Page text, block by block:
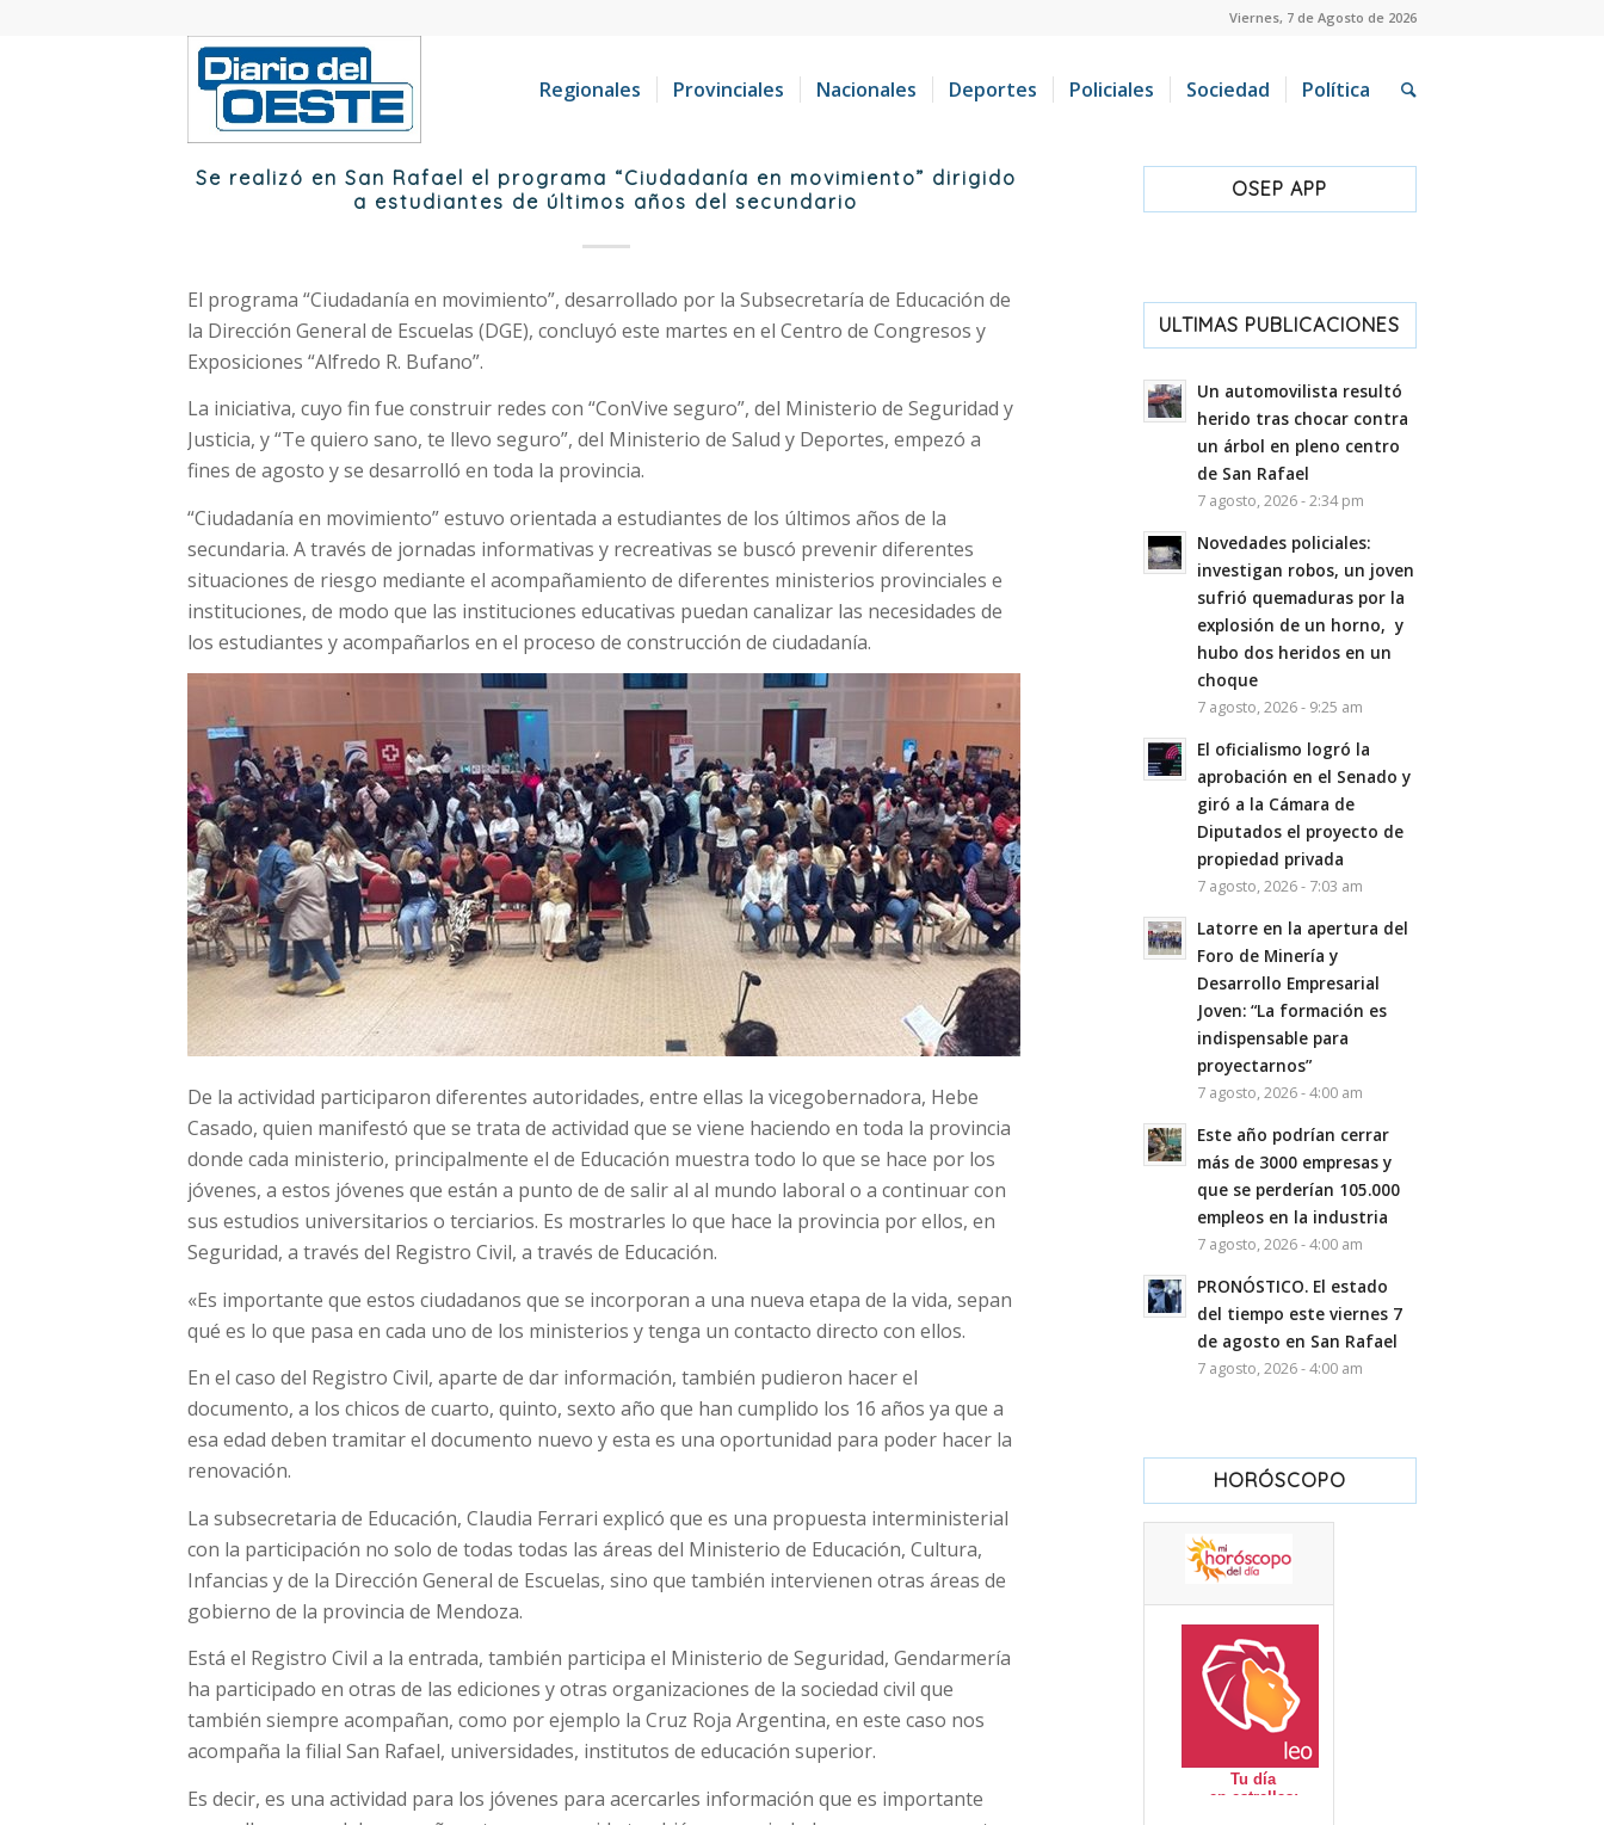
Viernes, 7 de Agosto de 2026
Regionales Provinciales Nacionales Deportes Policiales Sociedad Política
Se realizó en San Rafael el programa “Ciudadanía en movimiento” dirigido
a estudiantes de últimos años del secundario
El programa “Ciudadanía en movimiento”, desarrollado por la Subsecretaría de Educación de
la Dirección General de Escuelas (DGE), concluyó este martes en el Centro de Congresos y
Exposiciones “Alfredo R. Bufano”.
La iniciativa, cuyo fin fue construir redes con “ConVive seguro”, del Ministerio de Seguridad y
Justicia, y “Te quiero sano, te llevo seguro”, del Ministerio de Salud y Deportes, empezó a
fines de agosto y se desarrolló en toda la provincia.
“Ciudadanía en movimiento” estuvo orientada a estudiantes de los últimos años de la
secundaria. A través de jornadas informativas y recreativas se buscó prevenir diferentes
situaciones de riesgo mediante el acompañamiento de diferentes ministerios provinciales e
instituciones, de modo que las instituciones educativas puedan canalizar las necesidades de
los estudiantes y acompañarlos en el proceso de construcción de ciudadanía.
De la actividad participaron diferentes autoridades, entre ellas la vicegobernadora, Hebe
Casado, quien manifestó que se trata de actividad que se viene haciendo en toda la provincia
donde cada ministerio, principalmente el de Educación muestra todo lo que se hace por los
jóvenes, a estos jóvenes que están a punto de de salir al al mundo laboral o a continuar con
sus estudios universitarios o terciarios. Es mostrarles lo que hace la provincia por ellos, en
Seguridad, a través del Registro Civil, a través de Educación.
«Es importante que estos ciudadanos que se incorporan a una nueva etapa de la vida, sepan
qué es lo que pasa en cada uno de los ministerios y tenga un contacto directo con ellos.
En el caso del Registro Civil, aparte de dar información, también pudieron hacer el
documento, a los chicos de cuarto, quinto, sexto año que han cumplido los 16 años ya que a
esa edad deben tramitar el documento nuevo y esta es una oportunidad para poder hacer la
renovación.
La subsecretaria de Educación, Claudia Ferrari explicó que es una propuesta interministerial
con la participación no solo de todas todas las áreas del Ministerio de Educación, Cultura,
Infancias y de la Dirección General de Escuelas, sino que también intervienen otras áreas de
gobierno de la provincia de Mendoza.
Está el Registro Civil a la entrada, también participa el Ministerio de Seguridad, Gendarmería
ha participado en otras de las ediciones y otras organizaciones de la sociedad civil que
también siempre acompañan, como por ejemplo la Cruz Roja Argentina, en este caso nos
acompaña la filial San Rafael, universidades, institutos de educación superior.
Es decir, es una actividad para los jóvenes para acercarles información que es importante
OSEP APP
ULTIMAS PUBLICACIONES
Un automovilista resultó
herido tras chocar contra
un árbol en pleno centro
de San Rafael
7 agosto, 2026 - 2:34 pm
Novedades policiales:
investigan robos, un joven
sufrió quemaduras por la
explosión de un horno, y
hubo dos heridos en un
choque
7 agosto, 2026 - 9:25 am
El oficialismo logró la
aprobación en el Senado y
giró a la Cámara de
Diputados el proyecto de
propiedad privada
7 agosto, 2026 - 7:03 am
Latorre en la apertura del
Foro de Minería y
Desarrollo Empresarial
Joven: “La formación es
indispensable para
proyectarnos”
7 agosto, 2026 - 4:00 am
Este año podrían cerrar
más de 3000 empresas y
que se perderían 105.000
empleos en la industria
7 agosto, 2026 - 4:00 am
PRONÓSTICO. El estado
del tiempo este viernes 7
de agosto en San Rafael
7 agosto, 2026 - 4:00 am
HORÓSCOPO